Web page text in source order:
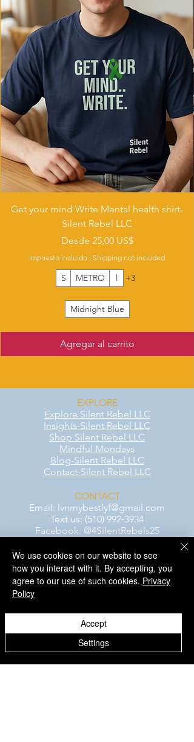
- Iron, steam or dry: low heat
- Do not dryclean
Get your mind Write Mental health shirt-
Silent Rebel LLC
Desde 25,00 US$
Precio de oferta
Impuesto incluido | Shipping not included
S METRO l +3
Midnight Blue
Agregar al carrito
EXPLORE
Explore Silent Rebel LLC
Insights-Silent Rebel LLC
Shop Silent Rebel LLC
Mindful Mondays
Blog-Silent Rebel LLC
Contact-Silent Rebel LLC
CONTACT
Email: lvnmybestlyf@gmail.com
Text us: (510) 992‑3934
Facebook: @4SilentRebels25
Take a listen
Mental Health Awareness — May 1 – May
31
Men's Mental Health Awareness — June 1
– June 30
We use cookies on our website to see
how you interact with it. By accepting, you
agree to our use of such cookies. Privacy
Policy
Settings
Accept